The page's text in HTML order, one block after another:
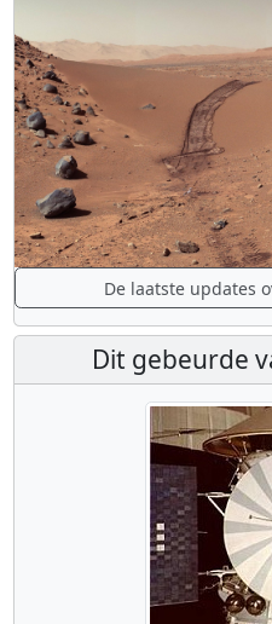
De laatste updates
Dit gebeurde